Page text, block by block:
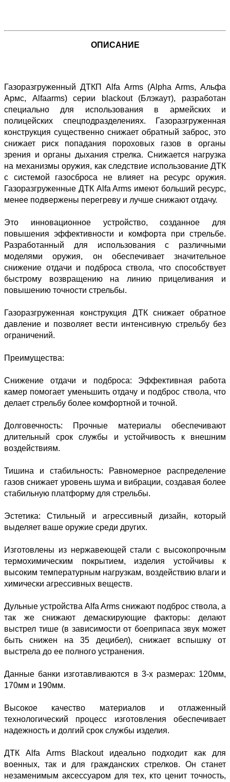
ОПИСАНИЕ
Газоразгруженный ДТКП Alfa Arms (Alpha Arms, Альфа
Армс, Alfaarms) серии blackout (Блэкаут), разработан
специально для использования в армейских и
полицейских спецподразделениях. Газоразгруженная
конструкция существенно снижает обратный заброс, это
снижает риск попадания пороховых газов в органы
зрения и органы дыхания стрелка. Снижается нагрузка
на механизмы оружия, как следствие использование ДТК
с системой газосброса не влияет на ресурс оружия.
Газоразгруженные ДТК Alfa Arms имеют больший ресурс,
менее подвержены перегреву и лучше снижают отдачу.
Это инновационное устройство, созданное для
повышения эффективности и комфорта при стрельбе.
Разработанный для использования с различными
моделями оружия, он обеспечивает значительное
снижение отдачи и подброса ствола, что способствует
быстрому возвращению на линию прицеливания и
повышению точности стрельбы.
Газоразгруженная конструкция ДТК снижает обратное
давление и позволяет вести интенсивную стрельбу без
ограничений.
Преимущества:
Снижение отдачи и подброса: Эффективная работа
камер помогает уменьшить отдачу и подброс ствола, что
делает стрельбу более комфортной и точной.
Долговечность: Прочные материалы обеспечивают
длительный срок службы и устойчивость к внешним
воздействиям.
Тишина и стабильность: Равномерное распределение
газов снижает уровень шума и вибрации, создавая более
стабильную платформу для стрельбы.
Эстетика: Стильный и агрессивный дизайн, который
выделяет ваше оружие среди других.
Изготовлены из нержавеющей стали с высокопрочным
термохимическим покрытием, изделия устойчивы к
высоким температурным нагрузкам, воздействию влаги и
химически агрессивных веществ.
Дульные устройства Alfa Arms снижают подброс ствола, а
так же снижают демаскирующие факторы: делают
выстрел тише (в зависимости от боеприпаса звук может
быть снижен на 35 децибел), снижает вспышку от
выстрела до ее полного устранения.
Данные банки изготавливаются в 3-х размерах: 120мм,
170мм и 190мм.
Высокое качество материалов и отлаженный
технологический процесс изготовления обеспечивает
надежность и долгий срок службы изделия.
ДТК Alfa Arms Blackout идеально подходит как для
военных, так и для гражданских стрелков. Он станет
незаменимым аксессуаром для тех, кто ценит точность,